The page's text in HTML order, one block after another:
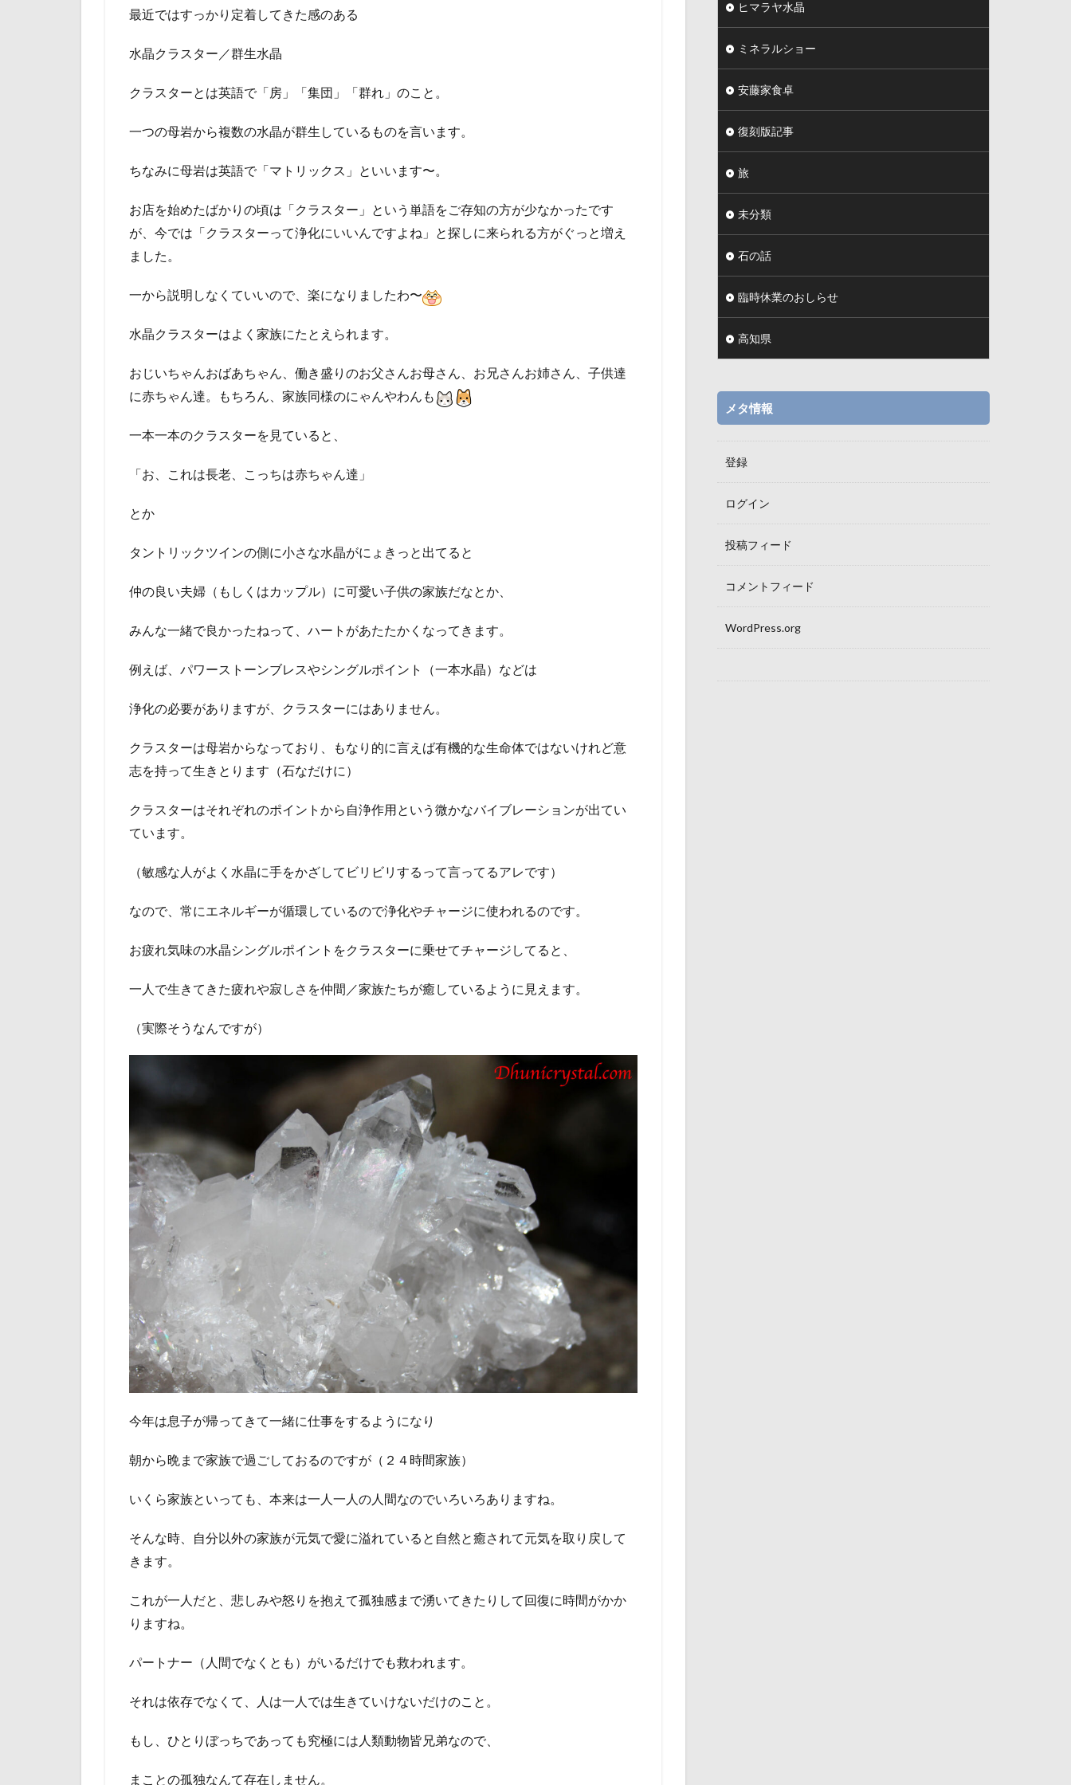
最近ではすっかり定着してきた感のある
水晶クラスター／群生水晶
クラスターとは英語で「房」「集団」「群れ」のこと。
一つの母岩から複数の水晶が群生しているものを言います。
ちなみに母岩は英語で「マトリックス」といいます〜。
お店を始めたばかりの頃は「クラスター」という単語をご存知の方が少なかったです
が、今では「クラスターって浄化にいいんですよね」と探しに来られる方がぐっと増え
ました。
一から説明しなくていいので、楽になりましたわ〜
水晶クラスターはよく家族にたとえられます。
おじいちゃんおばあちゃん、働き盛りのお父さんお母さん、お兄さんお姉さん、子供達
に赤ちゃん達。もちろん、家族同様のにゃんやわんも
一本一本のクラスターを見ていると、
「お、これは長老、こっちは赤ちゃん達」
とか
タントリックツインの側に小さな水晶がにょきっと出てると
仲の良い夫婦（もしくはカップル）に可愛い子供の家族だなとか、
みんな一緒で良かったねって、ハートがあたたかくなってきます。
例えば、パワーストーンブレスやシングルポイント（一本水晶）などは
浄化の必要がありますが、クラスターにはありません。
クラスターは母岩からなっており、もなり的に言えば有機的な生命体ではないけれど意
志を持って生きとります（石なだけに）
クラスターはそれぞれのポイントから自浄作用という微かなバイブレーションが出てい
ています。
（敏感な人がよく水晶に手をかざしてビリビリするって言ってるアレです）
なので、常にエネルギーが循環しているので浄化やチャージに使われるのです。
お疲れ気味の水晶シングルポイントをクラスターに乗せてチャージしてると、
一人で生きてきた疲れや寂しさを仲間／家族たちが癒しているように見えます。
（実際そうなんですが）
今年は息子が帰ってきて一緒に仕事をするようになり
朝から晩まで家族で過ごしておるのですが（２４時間家族）
いくら家族といっても、本来は一人一人の人間なのでいろいろありますね。
そんな時、自分以外の家族が元気で愛に溢れていると自然と癒されて元気を取り戻して
きます。
これが一人だと、悲しみや怒りを抱えて孤独感まで湧いてきたりして回復に時間がかか
りますね。
パートナー（人間でなくとも）がいるだけでも救われます。
それは依存でなくて、人は一人では生きていけないだけのこと。
もし、ひとりぼっちであっても究極には人類動物皆兄弟なので、
まことの孤独なんて存在しません。
ヒマラヤ水晶
ミネラルショー
安藤家食卓
復刻版記事
旅
未分類
石の話
臨時休業のおしらせ
高知県
メタ情報
登録
ログイン
投稿フィード
コメントフィード
WordPress.org